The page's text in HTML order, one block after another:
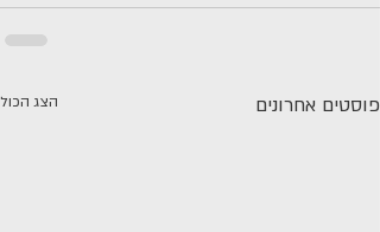
פוסטים אחרונים הצג הכול